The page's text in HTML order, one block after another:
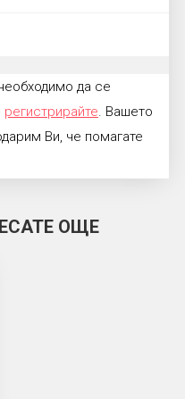
да се
регистрирайте. Вашето
Ви, че помагате
ОЩЕ